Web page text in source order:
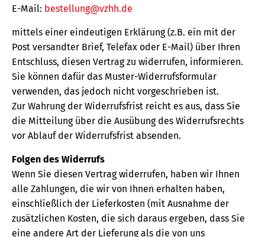
E-Mail: bestellung@vzhh.de
mittels einer eindeutigen Erklärung (z.B. ein mit der
Post versandter Brief, Telefax oder E-Mail) über Ihren
Entschluss, diesen Vertrag zu widerrufen, informieren.
Sie können dafür das Muster-Widerrufsformular
verwenden, das jedoch nicht vorgeschrieben ist.
Zur Wahrung der Widerrufsfrist reicht es aus, dass Sie
die Mitteilung über die Ausübung des Widerrufsrechts
vor Ablauf der Widerrufsfrist absenden.
Folgen des Widerrufs
Wenn Sie diesen Vertrag widerrufen, haben wir Ihnen
alle Zahlungen, die wir von Ihnen erhalten haben,
einschließlich der Lieferkosten (mit Ausnahme der
zusätzlichen Kosten, die sich daraus ergeben, dass Sie
eine andere Art der Lieferung als die von uns